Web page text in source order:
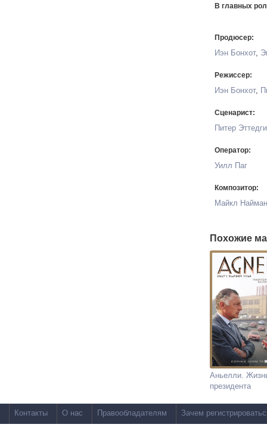
В главных
Продюсер:
Иэн Бонхот,
Режиссер:
Иэн Бонхот,
Сценарист:
Питер Эттедги
Оператор:
Уилл Паг
Композитор:
Майкл Найман
Похожие
Аньелли.
президента
Контакты О нас Правообладателям Зачем